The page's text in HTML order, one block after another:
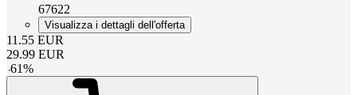
67622
Visualizza i dettagli dell'offerta
11.55 EUR
29.99 EUR
-61%